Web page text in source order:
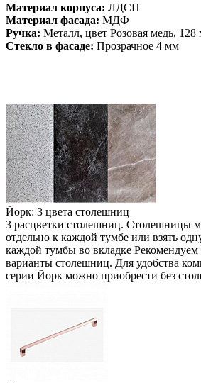
Материал корпуса: ЛДСП
Материал фасада: МДФ
Ручка: Металл, цвет Розовая медь, 128
Стекло в фасаде: Прозрачное 4 мм
Йорк: 3 цвета столешниц
3 расцветки столешниц. Столешницы
отдельно к каждой тумбе или взять
каждой тумбы во вкладке Рекомендуем
варианты столешниц. Для удобства
серии Йорк можно приобрести без